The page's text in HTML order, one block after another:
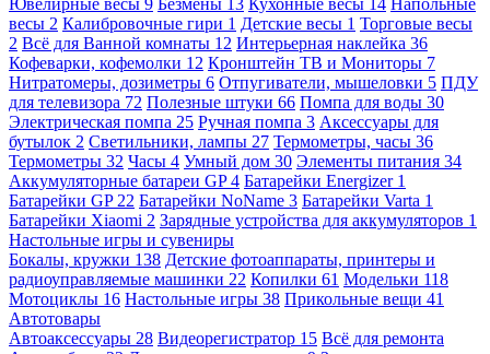
весы 2 Калибровочные гири 1 Детские весы 1 Торговые весы
2 Всё для Ванной комнаты 12 Интерьерная наклейка 36
Кофеварки, кофемолки 12 Кронштейн ТВ и Мониторы 7
Нитратомеры, дозиметры 6 Отпугиватели, мышеловки 5 ПДУ
для телевизора 72 Полезные штуки 66 Помпа для воды 30
Электрическая помпа 25 Ручная помпа 3 Аксессуары для
бутылок 2 Светильники, лампы 27 Термометры, часы 36
Термометры 32 Часы 4 Умный дом 30 Элементы питания 34
Аккумуляторные батареи GP4 Батарейки Energizer 1
Батарейки GP 22 Батарейки NoName 3 Батарейки Varta 1
Батарейки Xiaomi 2 Зарядные устройства для аккумуляторов 1
Настольные игры и сувениры
Бокалы, кружки 138 Детские фотоаппараты, принтеры и
радиоуправляемые машинки 22 Копилки 61 Модельки 118
Мотоциклы 16 Настольные игры 38 Прикольные вещи 41
Автотовары
Автоаксессуары 28 Видеорегистратор 15 Всё для ремонта